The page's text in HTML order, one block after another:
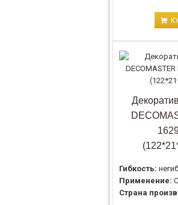
Гибкость:
Применение:
Страна